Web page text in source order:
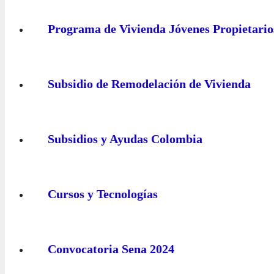
Programa de Vivienda Jóvenes
Subsidio de Remodelación de Vivienda
Subsidios y Ayudas Colombia
Cursos y Tecnologías
Convocatoria Sena 2024